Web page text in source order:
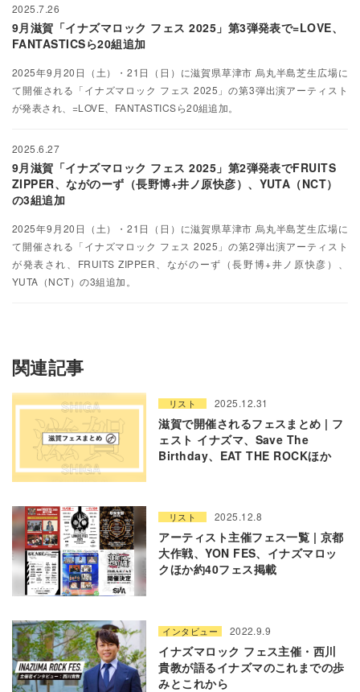
2025.7.26
9月滋賀「イナズマロック フェス 2025」第3弾発表で=LOVE、
FANTASTICSら20組追加
2025年9月20日（土）・21日（日）に滋賀県草津市 烏丸半島芝生広場に
て開催される「イナズマロック フェス 2025」の第3弾出演アーティスト
が発表され、=LOVE、FANTASTICSら20組追加。
2025.6.27
9月滋賀「イナズマロック フェス 2025」第2弾発表でFRUITS
ZIPPER、ながのーず（長野博+井ノ原快彦）、YUTA（NCT）
の3組追加
2025年9月20日（土）・21日（日）に滋賀県草津市 烏丸半島芝生広場に
て開催される「イナズマロック フェス 2025」の第2弾出演アーティスト
が発表され、FRUITS ZIPPER、ながのーず（長野博+井ノ原快彦）、
YUTA（NCT）の3組追加。
関連記事
リスト 2025.12.31
滋賀で開催されるフェスまとめ | フ
ェスト イナズマ、Save The
Birthday、EAT THE ROCKほか
リスト 2025.12.8
アーティスト主催フェス一覧 | 京都
大作戦、YON FES、イナズマロッ
クほか約40フェス掲載
インタビュー 2022.9.9
イナズマロック フェス主催・西川
貴教が語るイナズマのこれまでの歩
みとこれから